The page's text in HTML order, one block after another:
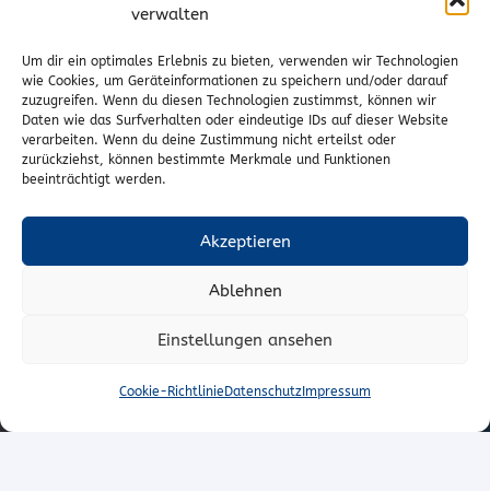
verwalten
Um dir ein optimales Erlebnis zu bieten, verwenden wir Technologien
wie Cookies, um Geräteinformationen zu speichern und/oder darauf
zuzugreifen. Wenn du diesen Technologien zustimmst, können wir
Daten wie das Surfverhalten oder eindeutige IDs auf dieser Website
verarbeiten. Wenn du deine Zustimmung nicht erteilst oder
zurückziehst, können bestimmte Merkmale und Funktionen
beeinträchtigt werden.
Akzeptieren
Ablehnen
Einstellungen ansehen
Cookie-Richtlinie Datenschutz Impressum
Kontakt
Wr. Neustädterstrasse 20
02252/72974
office@to-stoffe.at
Impressum|Datenschutz